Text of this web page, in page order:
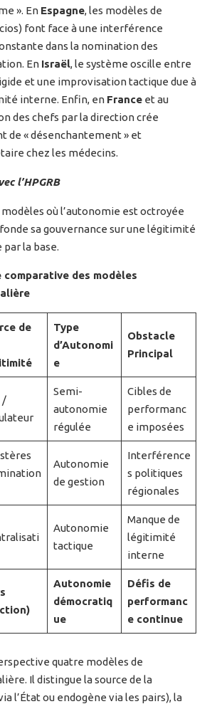
». En Espagne, les modèles de
font face à une interférence
dans la nomination des
En Israël, le système oscille entre
et une improvisation tactique due à
interne. Enfin, en France et au
des chefs par la direction crée
de « désenchantement » et
chez les médecins.
l’HPGRB
où l’autonomie est octroyée
fonde sa gouvernance sur une légitimité
la base.
comparative des modèles
de
Type
d’Autonomi
e
Obstacle
Principal
/
Semi-
autonomie
régulée
Cibles de
performanc
e imposées
Autonomie
de gestion
Interférence
s politiques
régionales
Autonomie
tactique
Manque de
légitimité
interne
Autonomie
démocratiq
ue
Défis de
performanc
e continue
quatre modèles de
Il distingue la source de la
l’État ou endogène via les pairs), la